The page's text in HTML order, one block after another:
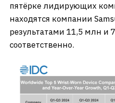
пятёрке лидирующих
находятся компании
результатами 11,5 млн и
соответственно.